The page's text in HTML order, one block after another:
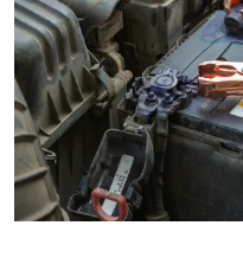
akumulatora w aucie
kierowca […]